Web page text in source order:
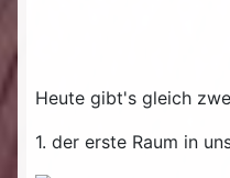
Heute gibt's gleich
1. der erste Raum in